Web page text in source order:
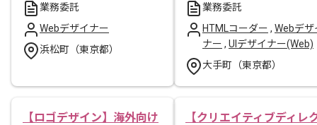
業務委託
Webデザイナー
浜松町（東京都）
業務委託
HTMLコーダー , Webデザ
ナー , UIデザイナー(Web)
大手町（東京都）
【ロゴデザイン】海外向け
【クリエイティブディレ